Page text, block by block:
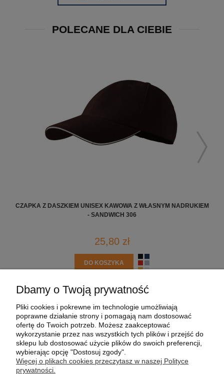
POLECANE DLA CIEBIE
CZAPKA Z DASZKIEM UNISEX KAWOWA Z WŁASNYM NADRUKIEM
- SANDWICH 306
25,80 zł
DO KOSZYKA
MOJE KONTO
PŁATNOŚCI I DOSTAWA
Dbamy o Twoją prywatność
Pliki cookies i pokrewne im technologie umożliwiają
poprawne działanie strony i pomagają nam dostosować
ofertę do Twoich potrzeb. Możesz zaakceptować
wykorzystanie przez nas wszystkich tych plików i przejść do
sklepu lub dostosować użycie plików do swoich preferencji,
wybierając opcję "Dostosuj zgody".
Więcej o plikach cookies przeczytasz w naszej Polityce
prywatności.